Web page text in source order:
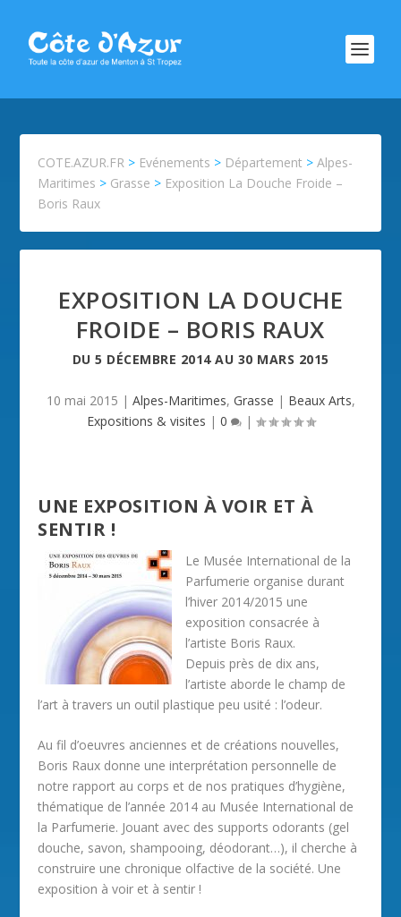
COTE.AZUR.FR > Evénements > Département >Alpes-
Maritimes > Grasse > Exposition La Douche Froide –
Boris Raux
EXPOSITION LA DOUCHE
FROIDE – BORIS RAUX
DU 5 DÉCEMBRE 2014AU 30 MARS 2015
10 mai 2015 | Alpes-Maritimes, Grasse | Beaux Arts,
Expositions & visites | 0 |
UNE EXPOSITION À VOIR ET À
SENTIR !
Le Musée International de la
Parfumerie organise durant
l’hiver 2014/2015 une
exposition consacrée à
l’artiste Boris Raux.
Depuis près de dix ans,
l’artiste aborde le champ de
l’art à travers un outil plastique peu usité : l’odeur.
Au fil d’oeuvres anciennes et de créations nouvelles,
Boris Raux donne une interprétation personnelle de
notre rapport au corps et de nos pratiques d’hygiène,
thématique de l’année 2014 au Musée International de
la Parfumerie. Jouant avec des supports odorants (gel
douche, savon, shampooing, déodorant…), il cherche à
construire une chronique olfactive de la société. Une
exposition à voir et à sentir !